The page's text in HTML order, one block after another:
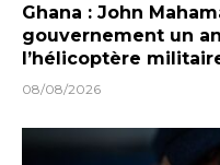
Ghana : John
gouvernement un
l’hélicoptère
08/08/2026